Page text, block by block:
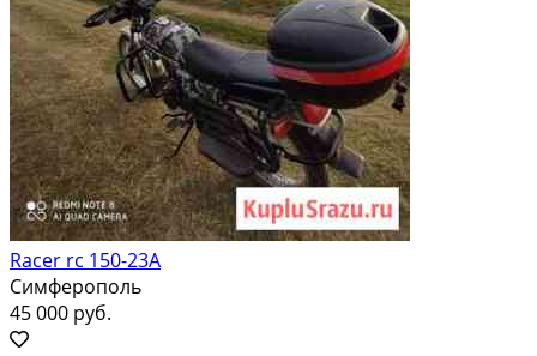
Racer rc 150-23A
Симферополь
45 000 руб.